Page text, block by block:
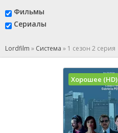
Фильмы
Сериалы
Lordfilm » Система » 1 сезон 2 серия
Хорошее (HD)